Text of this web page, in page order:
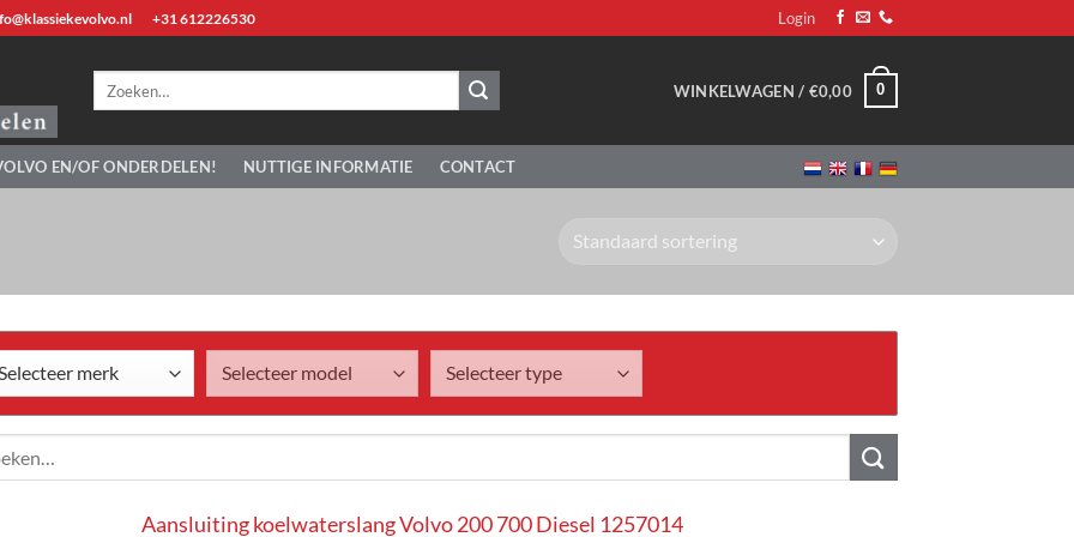
+31 612226530 Login
WINKELWAGEN / €0,00 0
EN/OF ONDERDELEN! NUTTIGE INFORMATIE CONTACT
Aansluiting koelwaterslang Volvo 200 700 Diesel 1257014